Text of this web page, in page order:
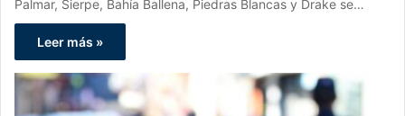
Palmar, Sierpe, Bahía Ballena, Piedras Blancas y Drake se…
Leer más »